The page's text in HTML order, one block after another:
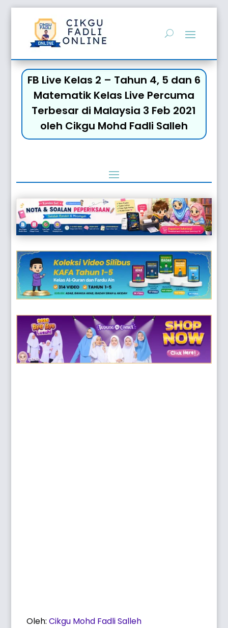
FB Live Kelas 2 – Tahun 4, 5 dan 6
Matematik Kelas Live Percuma
Terbesar di Malaysia 3 Feb 2021
oleh Cikgu Mohd Fadli Salleh
Oleh:Cikgu Mohd Fadli Salleh